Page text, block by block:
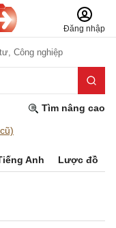
Đăng nhập
Công nghiệp
Tìm nâng cao
Anh Lược đồ